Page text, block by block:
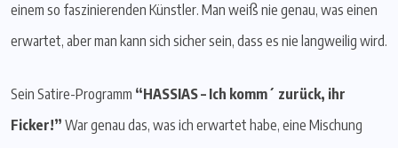
einem so faszinierenden Künstler. Man weiß nie genau, was einen
erwartet, aber man kann sich sicher sein, dass es nie langweilig wird.
Sein Satire-Programm “HASSIAS – Ich komm´ zurück, ihr
Ficker!” War genau das, was ich erwartet habe, eine Mischung